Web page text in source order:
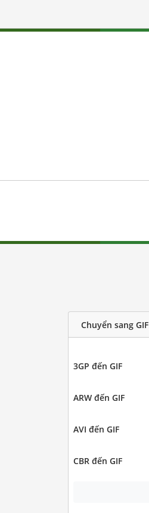
Chuyển sang GIF
3GP đến GIF
ARW đến GIF
AVI đến GIF
CBR đến GIF